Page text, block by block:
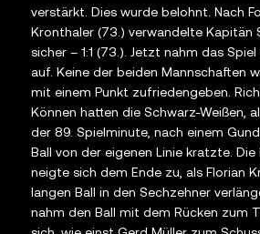
verstärkt. Dies wurde belohnt. Nach
Kronthaler (73.) verwandelte Kapitän
sicher – 1:1 (73.). Jetzt nahm das
auf. Keine der beiden Mannschaften
mit einem Punkt zufriedengeben.
Können hatten die Schwarz-Weißen,
der 89. Spielminute, nach einem
Ball von der eigenen Linie kratzte. Die
neigte sich dem Ende zu, als Florian
langen Ball in den Sechzehner
nahm den Ball mit dem Rücken zum